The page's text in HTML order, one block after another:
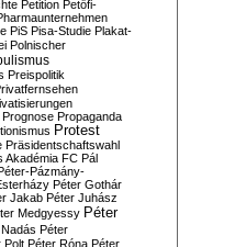
Petition Petőfi-
PiS Pisa-Studie Plakat-
Polnischer
Preispolitik
Prognose Propaganda
Protest
Präsidentschaftswahl
Akadémia FC Pál
Pázmány-
Péter Gothár
Jakab Péter Juhász
Medgyessy Péter
Péter
Polt Péter Róna Péter